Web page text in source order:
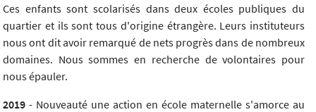
Ces enfants sont scolarisés dans deux écoles publiques du
quartier et ils sont tous d'origine étrangère. Leurs instituteurs
nous ont dit avoir remarqué de nets progrès dans de nombreux
domaines. Nous sommes en recherche de volontaires pour
nous épauler.
2019 - Nouveauté une action en école maternelle s'amorce au